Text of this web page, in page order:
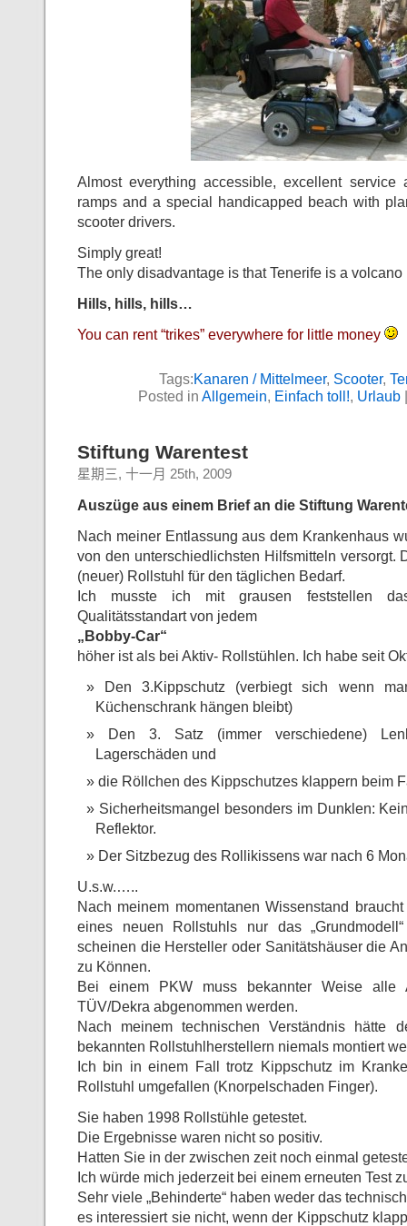
Almost everything accessible, excellent service
ramps and a special handicapped beach with
scooter drivers.
Simply great!
The only disadvantage is that Tenerife is a volcano
Hills, hills, hills…
You can rent “trikes” everywhere for little money
Tags:Kanaren / Mittelmeer, Scooter,
Posted in Allgemein, Einfach toll!, Urlaub
Stiftung Warentest
星期三, 十一月 25th, 2009
Auszüge aus einem Brief an die Stiftung
Nach meiner Entlassung aus dem Krankenhaus
von den unterschiedlichsten Hilfsmitteln versorgt.
(neuer) Rollstuhl für den täglichen Bedarf.
Ich musste ich mit grausen feststellen
Qualitätsstandart von jedem
„Bobby-Car“
höher ist als bei Aktiv- Rollstühlen. Ich habe seit
Den 3.Kippschutz (verbiegt sich wenn
Küchenschrank hängen bleibt)
Den 3. Satz (immer verschiedene)
Lagerschäden und
die Röllchen des Kippschutzes klappern beim
Sicherheitsmangel besonders im Dunklen:
Reflektor.
Der Sitzbezug des Rollikissens war nach 6
U.s.w.…..
Nach meinem momentanen Wissenstand
eines neuen Rollstuhls nur das
scheinen die Hersteller oder Sanitätshäuser die
zu Können.
Bei einem PKW muss bekannter Weise alle
TÜV/Dekra abgenommen werden.
Nach meinem technischen Verständnis hätte
bekannten Rollstuhlherstellern niemals montiert
Ich bin in einem Fall trotz Kippschutz im
Rollstuhl umgefallen (Knorpelschaden Finger).
Sie haben 1998 Rollstühle getestet.
Die Ergebnisse waren nicht so positiv.
Hatten Sie in der zwischen zeit noch einmal
Ich würde mich jederzeit bei einem erneuten Test
Sehr viele „Behinderte“ haben weder das
es interessiert sie nicht, wenn der Kippschutz